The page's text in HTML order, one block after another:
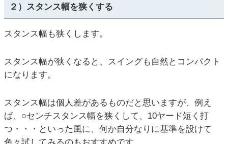
２）スタンス幅を狭くする
スタンス幅も狭くします。
スタンス幅が狭くなると、スイングも自然とコンパクト
になります。
スタンス幅は個人差があるものだと思いますが、例え
ば、○センチスタンス幅を狭くして、10ヤード短く打
つ・・・といった風に、何か自分なりに基準を設けて